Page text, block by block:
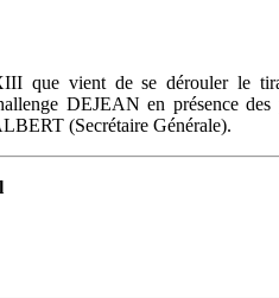
que vient de se dérouler le
DEJEAN en présence des
(Secrétaire Générale).